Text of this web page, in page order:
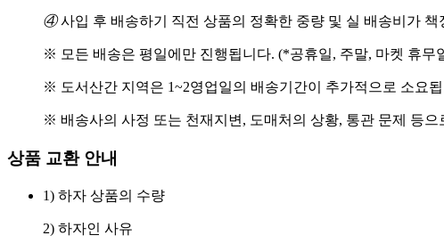
④사입 후 배송하기 직전 상품의 정확한 중량 및 실 배송비가
※ 모든 배송은 평일에만 진행됩니다. (*공휴일, 주말, 마켓 휴무
※ 도서산간 지역은 1~2영업일의 배송기간이 추가적으로 소요
※ 배송사의 사정 또는 천재지변, 도매처의 상황, 통관 문제 등
상품 교환 안내
1) 하자 상품의 수량
2) 하자인 사유